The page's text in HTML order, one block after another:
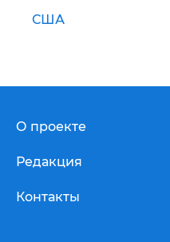
США
О проекте
Редакция
Контакты